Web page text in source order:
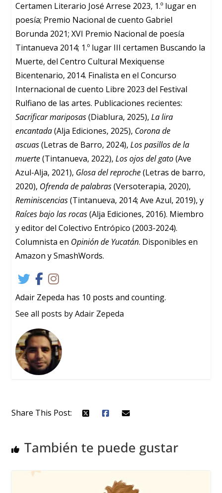
Certamen Literario José Arrese 2023, 1.º lugar en
poesía; Premio Nacional de cuento Gabriel
Borunda 2021; XVI Premio Nacional de poesía
Tintanueva 2014; 1.º lugar III certamen Buscando la
Muerte, del Centro Cultural Mexiquense
Bicentenario, 2014. Finalista en el Concurso
Internacional de cuento Libre 2023 del Festival
Rulfiano de las artes. Publicaciones recientes:
Sacrificar mariposas(Diablura, 2025), La lira
encantada(Alja Ediciones, 2025), Corona de
ascuas(Letras de Barro, 2024), Los pasillos de la
muerte(Tintanueva, 2022), Los ojos del gato(Ave
Azul-Alja, 2021), Glosa del reproche(Letras de barro,
2020), Ofrenda de palabras(Versoterapia, 2020),
Reminiscencias(Tintanueva, 2014; Ave Azul, 2019), y
Raíces bajo las rocas(Alja Ediciones, 2016). Miembro
y editor del Colectivo Entrópico (2003-2024).
Columnista en Opinión de Yucatán. Disponibles en
Amazon y SmashWords.
Adair Zepeda has 10 posts and counting.
See all posts by Adair Zepeda
Share This Post:
También te puede gustar